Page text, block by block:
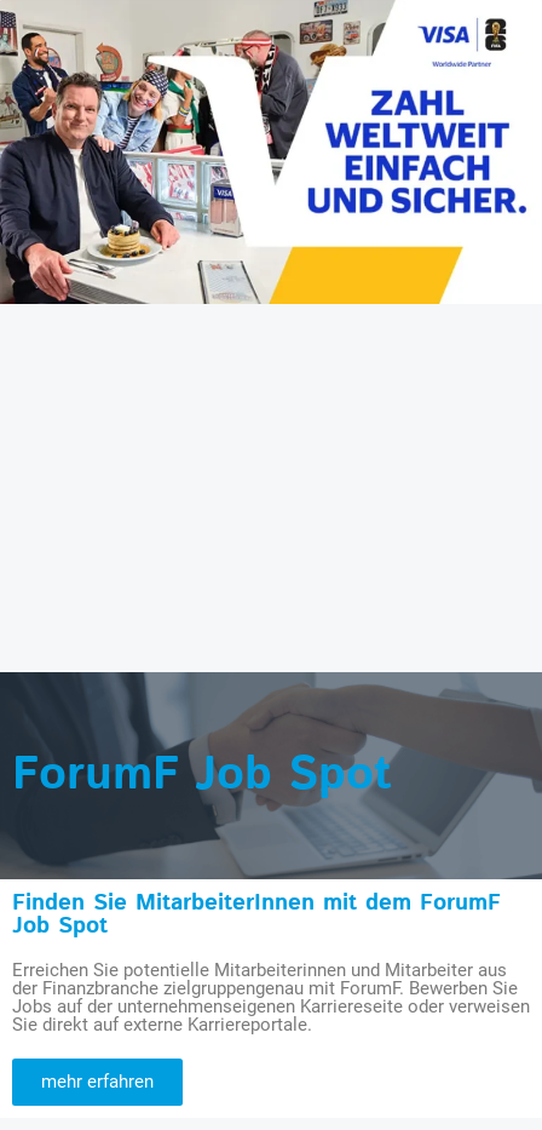
ForumF Job Spot
Finden Sie MitarbeiterInnen mit dem ForumF
Job Spot
Erreichen Sie potentielle Mitarbeiterinnen und Mitarbeiter aus
der Finanzbranche zielgruppengenau mit ForumF. Bewerben Sie
Jobs auf der unternehmenseigenen Karriereseite oder verweisen
Sie direkt auf externe Karriereportale.
mehr erfahren